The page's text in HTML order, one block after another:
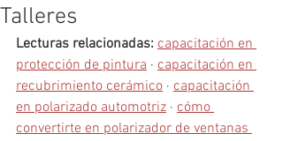
Talleres
Lecturas relacionadas: capacitación en
protección de pintura · capacitación en
recubrimiento cerámico · capacitación
en polarizado automotriz · cómo
convertirte en polarizador de ventanas